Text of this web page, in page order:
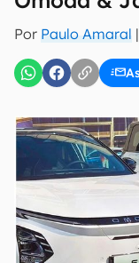
Por Paulo Amaral |
Confirmo que
Uso e Política